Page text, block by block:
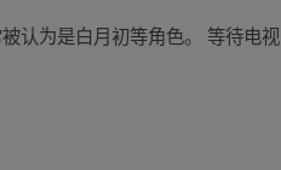
认为是白月初等角色。 等待电视